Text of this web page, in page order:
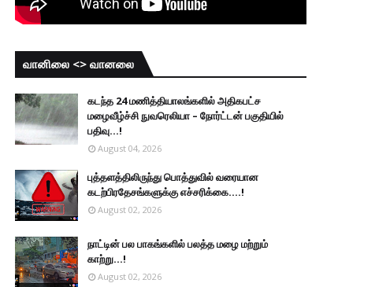
வானிலை <> வானலை
கடந்த 24 மணித்தியாலங்களில் அதிகபட்ச
மழைவீழ்ச்சி நுவரெலியா – நோர்ட்டன் பகுதியில்
பதிவு...!
August 04, 2026
புத்தளத்திலிருந்து பொத்துவில் வரையான
கடற்பிரதேசங்களுக்கு எச்சரிக்கை....!
August 02, 2026
நாட்டின் பல பாகங்களில் பலத்த மழை மற்றும்
காற்று...!
August 02, 2026